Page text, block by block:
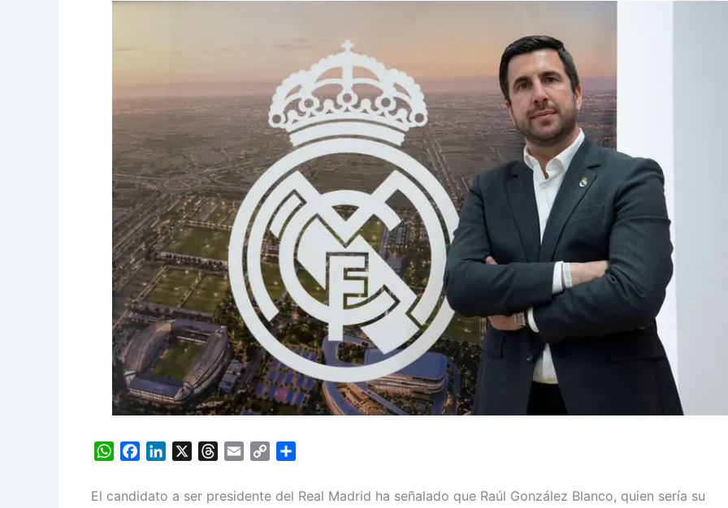
W
a
c
n
r
a
p
a
El candidato a ser presidente del Real Madrid ha señalado que Raúl González Blanco, quien sería su